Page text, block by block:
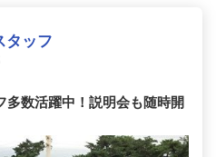
タッフ
数活躍中！説明会も随時開